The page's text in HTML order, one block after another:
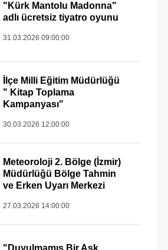
"Kürk Mantolu Madonna"
adlı ücretsiz tiyatro oyunu
31.03.2026 09:00:00
İlçe Milli Eğitim Müdürlüğü
" Kitap Toplama
Kampanyası"
30.03.2026 12:00:00
Meteoroloji 2. Bölge (İzmir)
Müdürlüğü Bölge Tahmin
ve Erken Uyarı Merkezi
27.03.2026 14:00:00